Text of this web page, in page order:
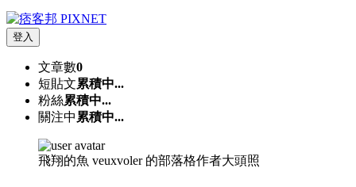
登入
文章數0
短貼文累積中...
粉絲累積中...
關注中 累積中...
飛翔的魚 veuxvoler 的部落格作者大頭照